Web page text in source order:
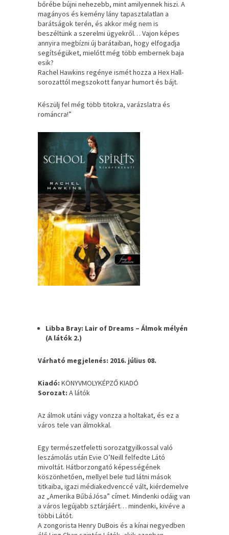
bőrébe bújni nehezebb, mint amilyennek hiszi. A
magányos és kemény lány tapasztalatlan a
barátságok terén, és akkor még nem is
beszéltünk a szerelmi ügyekről… Vajon képes
annyira megbízni új barátaiban, hogy elfogadja
segítségüket, mielőtt még több embernek baja
esik?
Rachel Hawkins regénye ismét hozza a Hex Hall-
sorozattól megszokott fanyar humort és bájt.
Készülj fel még több titokra, varázslatra és
románcra!”
Libba Bray: Lair of Dreams – Álmok mélyén
(A látók 2.)
Várható megjelenés: 2016. július 08.
Kiadó: KÖNYVMOLYKÉPZŐ KIADÓ
Sorozat: A látók
Az álmok utáni vágy vonzza a holtakat, és ez a
város tele van álmokkal.
Egy természetfeletti sorozatgyilkossal való
leszámolás után Evie O’Neill felfedte Látó
mivoltát. Hátborzongató képességének
köszönhetően, mellyel bele tud látni mások
titkaiba, igazi médiakedvenccé vált, kiérdemelve
az „Amerika BűbáJósa” címet. Mindenki odáig van
a város legújabb sztárjáért… mindenki, kivéve a
többi Látót.
A zongorista Henry DuBois és a kínai negyedben